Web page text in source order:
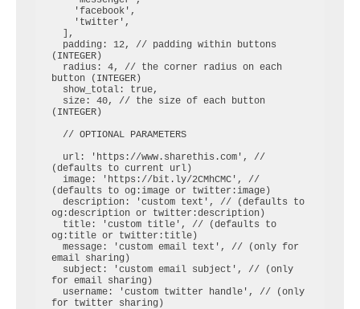
(INTEGER)
button (INTEGER)
(INTEGER)
(defaults to current url)
(defaults to og:image or twitter:image)
og:description or twitter:description)
og:title or twitter:title)
email sharing)
for email sharing)
for twitter sharing)